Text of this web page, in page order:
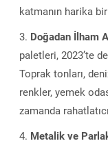
katmanın harika
Doğadan İlham
paletleri, 2023’te
Toprak tonları,
renkler, yemek
zamanda
Metalik ve